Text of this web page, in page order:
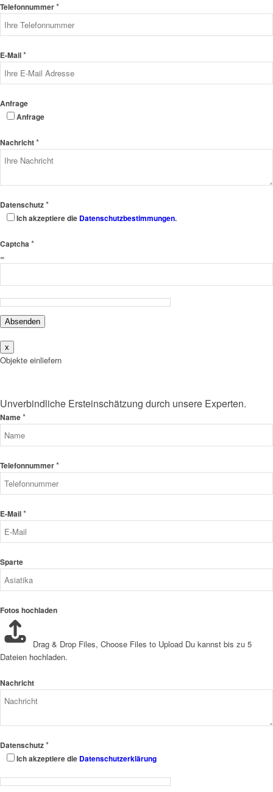
Telefonnummer*
E-Mail*
Anfrage
Anfrage
Nachricht*
Datenschutz*
Ich akzeptiere die Datenschutzbestimmungen.
Captcha *
=
Absenden
x
Objekte einliefern
Unverbindliche Ersteinschätzung durch unsere Experten.
Name*
Telefonnummer*
E-Mail*
Sparte
Fotos hochladen
Drag & Drop Files, Choose Files to Upload Du kannst bis zu 5
Dateien hochladen.
Nachricht
Datenschutz*
Ich akzeptiere die Datenschutzerklärung